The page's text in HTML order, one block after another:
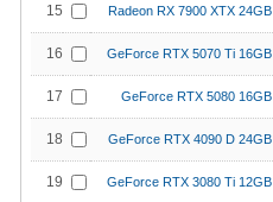
15 Radeon RX 7900 XTX 24GB
16 GeForce RTX 5070 Ti 16GB
17 GeForce RTX 5080 16GB
18 GeForce RTX 4090 D 24GB
19 GeForce RTX 3080 Ti 12GB